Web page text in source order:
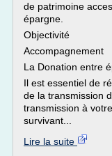
de patrimoine
épargne.
Objectivité
Accompagnement
La Donation entre
Il est essentiel de
de la transmission
transmission à
survivant...
Lire la suite